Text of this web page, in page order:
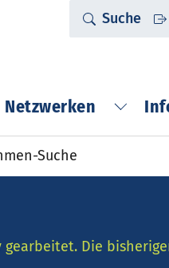
for
Netzwerken
Suche
Suche
Die